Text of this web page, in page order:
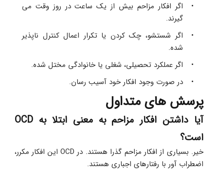
گیرند.
شده.
اگر عملکرد تحصیلی، شغلی یا خانوادگی مختل شده.
در صورت وجود افکار خود آسیب رسان.
پرسش های متداول
است؟
اضطراب آور با رفتارهای اجباری هستند.